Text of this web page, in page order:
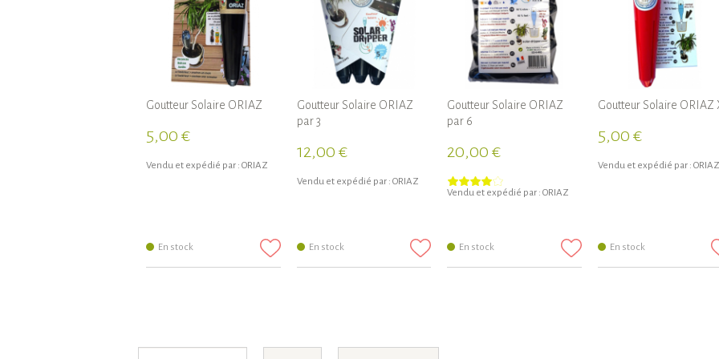
Goutteur Solaire ORIAZ
5,00 €
Vendu et expédié par : ORIAZ
En stock
Goutteur Solaire ORIAZ
par 3
12,00 €
Vendu et expédié par : ORIAZ
En stock
Goutteur Solaire ORIAZ
par 6
20,00 €
Vendu et expédié par : ORIAZ
En stock
Goutteur Solaire ORIAZ
5,00 €
Vendu et expédié par : ORIAZ
En stock